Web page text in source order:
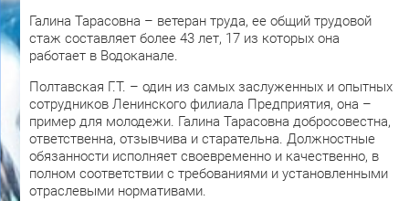
Галина Тарасовна – ветеран труда, ее общий трудовой
стаж составляет более 43 лет, 17 из которых она
работает в Водоканале.
Полтавская Г.Т. – один из самых заслуженных и опытных
сотрудников Ленинского филиала Предприятия, она –
пример для молодежи. Галина Тарасовна добросовестна,
ответственна, отзывчива и старательна. Должностные
обязанности исполняет своевременно и качественно, в
полном соответствии с требованиями и установленными
отраслевыми нормативами.